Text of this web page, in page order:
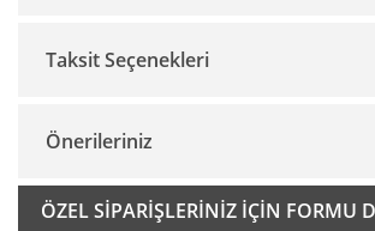
Bu ürüne ilk yorumu siz yapın!
Taksit Seçenekleri
Önerileriniz
Bu ürünün fiyat bilgisi, resim, ürün
konularda yetersiz gördüğünüz noktaları
ÖZEL SİPARİŞLERİNİZ İÇİN FORMU